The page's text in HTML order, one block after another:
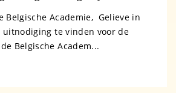
Belgische Academie, Gelieve in
uitnodiging te vinden voor de
Belgische Academ...